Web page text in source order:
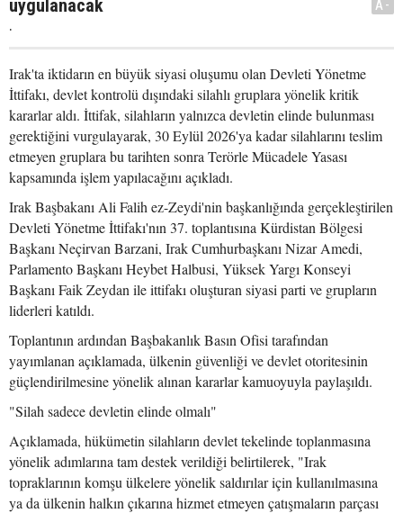
uygulanacak
.
A-
Irak'ta iktidarın en büyük siyasi oluşumu olan Devleti Yönetme
İttifakı, devlet kontrolü dışındaki silahlı gruplara yönelik kritik
kararlar aldı. İttifak, silahların yalnızca devletin elinde bulunması
gerektiğini vurgulayarak, 30 Eylül 2026'ya kadar silahlarını teslim
etmeyen gruplara bu tarihten sonra Terörle Mücadele Yasası
kapsamında işlem yapılacağını açıkladı.
Irak Başbakanı Ali Falih ez-Zeydi'nin başkanlığında gerçekleştirilen
Devleti Yönetme İttifakı'nın 37. toplantısına Kürdistan Bölgesi
Başkanı Neçirvan Barzani, Irak Cumhurbaşkanı Nizar Amedi,
Parlamento Başkanı Heybet Halbusi, Yüksek Yargı Konseyi
Başkanı Faik Zeydan ile ittifakı oluşturan siyasi parti ve grupların
liderleri katıldı.
Toplantının ardından Başbakanlık Basın Ofisi tarafından
yayımlanan açıklamada, ülkenin güvenliği ve devlet otoritesinin
güçlendirilmesine yönelik alınan kararlar kamuoyuyla paylaşıldı.
"Silah sadece devletin elinde olmalı"
Açıklamada, hükümetin silahların devlet tekelinde toplanmasına
yönelik adımlarına tam destek verildiği belirtilerek, "Irak
topraklarının komşu ülkelere yönelik saldırılar için kullanılmasına
ya da ülkenin halkın çıkarına hizmet etmeyen çatışmaların parçası